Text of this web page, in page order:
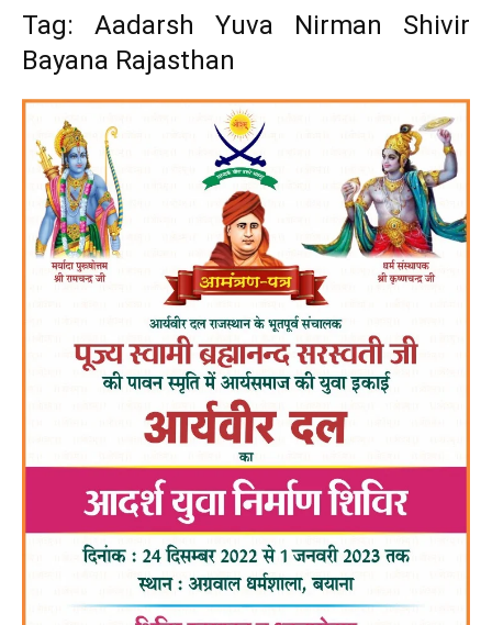
Tag: Aadarsh Yuva Nirman Shivir
Bayana Rajasthan